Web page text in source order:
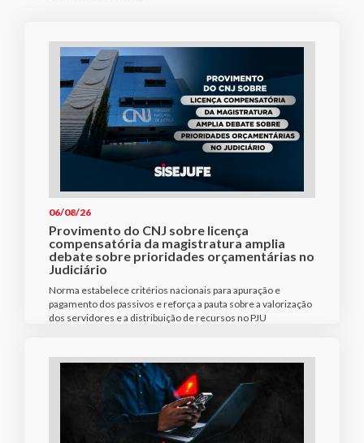
06/08/26
Provimento do CNJ sobre licença
compensatória da magistratura amplia
debate sobre prioridades orçamentárias no
Judiciário
Norma estabelece critérios nacionais para apuração e
pagamento dos passivos e reforça a pauta sobre a valorização
dos servidores e a distribuição de recursos no PJU